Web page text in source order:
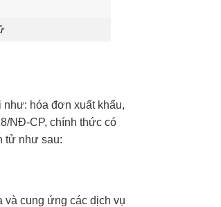
hóa đơn xuất khẩu,
NĐ-CP, chính thức có
tử như sau:
và cung ứng các dịch vụ